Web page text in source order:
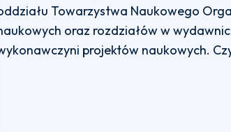
Towarzystwa Naukowego
oraz rozdziałów w
projektów naukowych.